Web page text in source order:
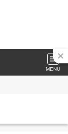
MENU